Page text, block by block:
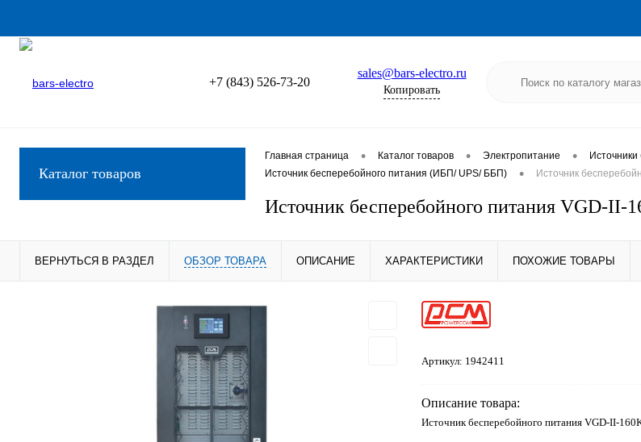
+7 (843) 526-73-20
sales@bars-electro.ru
Копировать
Каталог товаров
Главная страница • Каталог товаров • Электропитание •
Источник бесперебойного питания (ИБП/ UPS/ ББП) • Источник
Источник бесперебойного питания VGD-II-
ВЕРНУТЬСЯ В РАЗДЕЛ ОБЗОР ТОВАРА ОПИСАНИЕ ХАРАКТЕРИСТИКИ ПОХОЖИЕ ТОВАРЫ
Артикул: 1942411
Описание товара:
Источник бесперебойного питания VGD-II-